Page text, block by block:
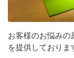
お客様のお悩みの
を提供しておりま